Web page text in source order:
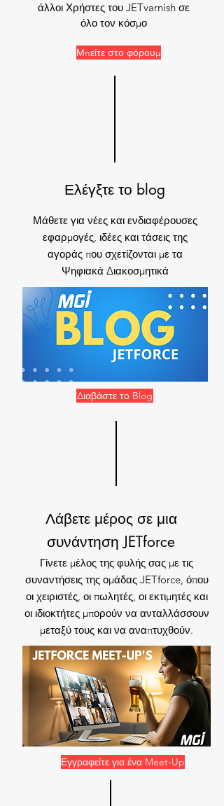
άλλοι Χρήστες του JETvarnish σε
όλο τον κόσμο
Μπείτε στο φόρουμ
Ελέγξτε το blog
Μάθετε για νέες και ενδιαφέρουσες
εφαρμογές, ιδέες και τάσεις της
αγοράς που σχετίζονται με τα
Ψηφιακά Διακοσμητικά
Διαβάστε το Blog
Λάβετε μέρος σε μια
συνάντηση JETforce
Γίνετε μέλος της φυλής σας με τις
συναντήσεις της ομάδας JETforce, όπου
οι χειριστές, οι πωλητές, οι εκτιμητές και
οι ιδιοκτήτες μπορούν να ανταλλάσσουν
μεταξύ τους και να αναπτυχθούν.
Εγγραφείτε για ένα Meet-Up